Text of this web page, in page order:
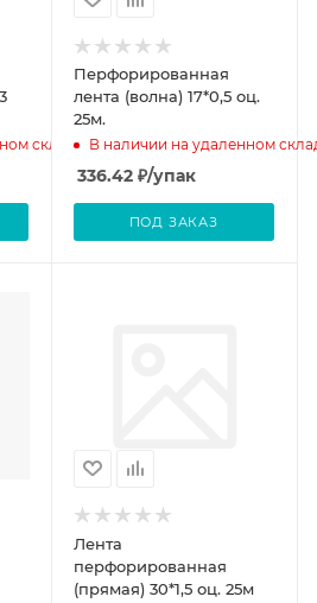
складе
Перфорированная
лента (волна) 17*0,5 оц.
25м.
В наличии на удаленном
336.42₽/упак
ПОД ЗАКАЗ
Лента
перфорированная
(прямая) 30*1,5 оц. 25м